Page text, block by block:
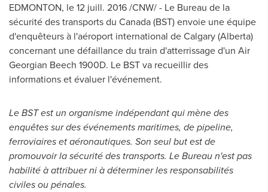
EDMONTON, le 12 juill. 2016 /CNW/ - Le Bureau de la
sécurité des transports du Canada(BST) envoie une équipe
d'enquêteurs à l'aéroport international deCalgary(Alberta)
concernant une défaillance du train d'atterrissage d'un Air
Georgian Beech 1900D. Le BST va recueillir des
informations et évaluer l'événement.
Le BST est un organisme indépendant qui mène des
enquêtes sur des événements maritimes, de pipeline,
ferroviaires et aéronautiques. Son seul but est de
promouvoir la sécurité des transports. Le Bureau n'est pas
habilité à attribuer ni à déterminer les responsabilités
civiles ou pénales.